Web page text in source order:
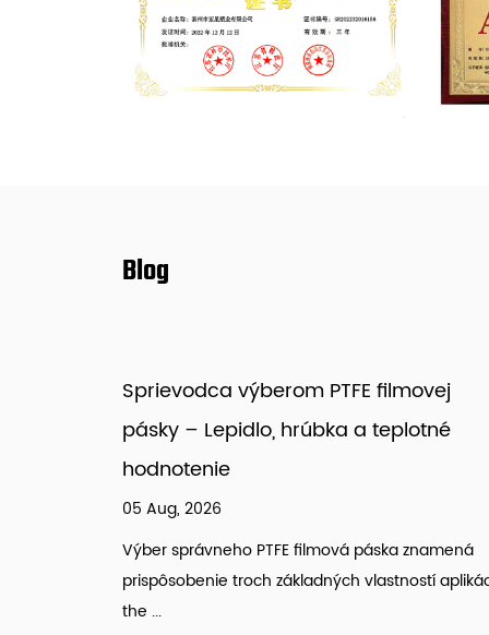
Blog
Grilovacia podložka: Materiály,
bezpečné teploty a ako ich používať
25 May, 2026
Čo je podložka na grilovanie a čo vlastne
Grilovacia podložka je plochá, žiaruvzdorná
umiestne...
ČÍTAJTE VIAC